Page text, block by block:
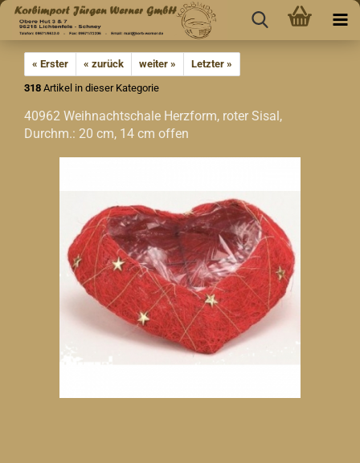
« Erster « zurück weiter »
Letzter »
318 Artikel in dieser Kategorie
40962 Weihnachtschale Herzform, roter Sisal,
Durchm.: 20 cm, 14 cm offen